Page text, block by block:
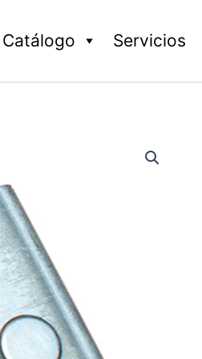
Catálogo Servicios